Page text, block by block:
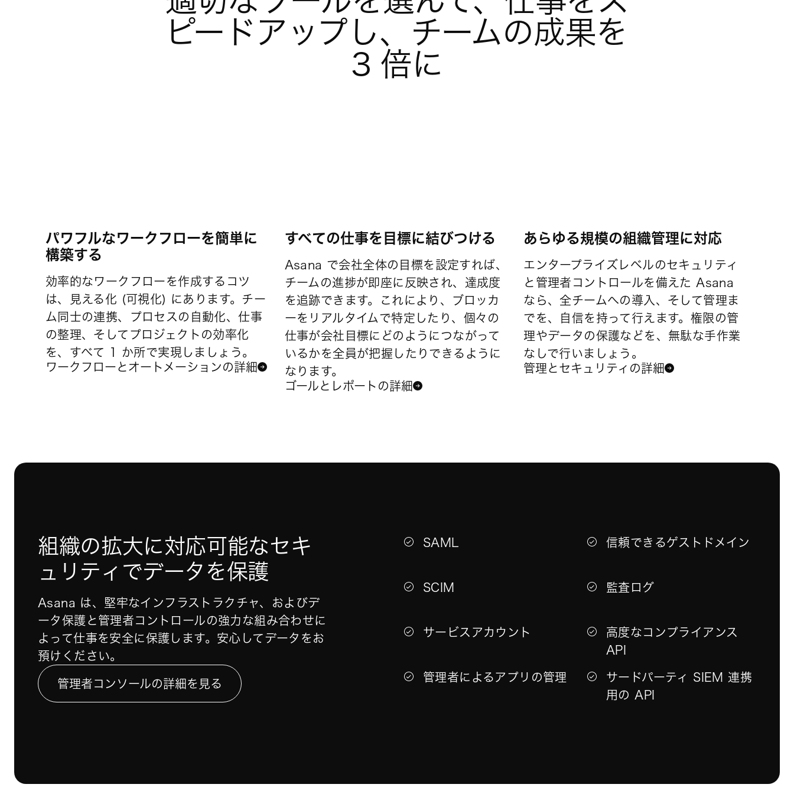
ピードアップし、チームの成果を
3 倍に
パワフルなワークフローを簡単に
構築する
効率的なワークフローを作成するコツ
は、見える化 (可視化) にあります。チー
ム同士の連携、プロセスの自動化、仕事
の整理、そしてプロジェクトの効率化
を、すべて 1 か所で実現しましょう。
ワークフローとオートメーションの詳細
すべての仕事を目標に結びつける
Asana で会社全体の目標を設定すれば、
チームの進捗が即座に反映され、達成度
を追跡できます。これにより、ブロッカ
ーをリアルタイムで特定したり、個々の
仕事が会社目標にどのようにつながって
いるかを全員が把握したりできるように
なります。
ゴールとレポートの詳細
あらゆる規模の組織管理に対応
エンタープライズレベルのセキュリティ
と管理者コントロールを備えた Asana
なら、全チームへの導入、そして管理ま
でを、自信を持って行えます。権限の管
理やデータの保護などを、無駄な手作業
なしで行いましょう。
管理とセキュリティの詳細
組織の拡大に対応可能なセキ
ュリティでデータを保護
Asana は、堅牢なインフラストラクチャ、およびデ
ータ保護と管理者コントロールの強力な組み合わせに
よって仕事を安全に保護します。安心してデータをお
預けください。
管理者コンソールの詳細を見る
SAML 信頼できるゲストドメイン
SCIM 監査ログ
サービスアカウント
高度なコンプライアンス
API
管理者によるアプリの管理
サードパーティ SIEM 連携
用の API